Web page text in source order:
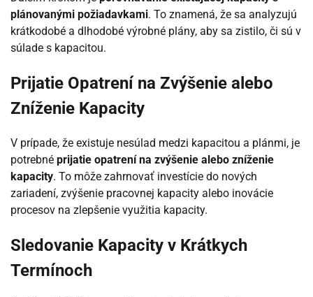
plánovanými požiadavkami. To znamená, že sa analyzujú
krátkodobé a dlhodobé výrobné plány, aby sa zistilo, či sú v
súlade s kapacitou.
Prijatie Opatrení na Zvýšenie alebo
Zníženie Kapacity
V prípade, že existuje nesúlad medzi kapacitou a plánmi, je
potrebné prijatie opatrení na zvýšenie alebo zníženie
kapacity. To môže zahrnovať investície do nových
zariadení, zvýšenie pracovnej kapacity alebo inovácie
procesov na zlepšenie využitia kapacity.
Sledovanie Kapacity v Krátkych
Termínoch